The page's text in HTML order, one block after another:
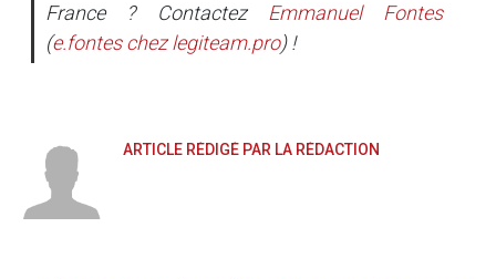
France ? Contactez
Emmanuel Fontes
(e.fonteschezlegiteam.pro) !
ARTICLE RÉDIGÉ PAR LA RÉDACTION